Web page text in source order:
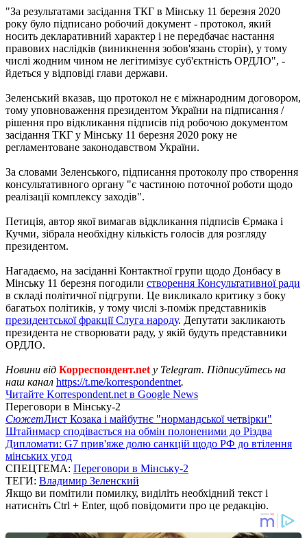
"За результатами засідання ТКГ в Мінську 11 березня 2020
року було підписано робочий документ - протокол, який
носить декларативний характер і не передбачає настання
правових наслідків (виникнення зобов'язань сторін), у тому
числі жодним чином не легітимізує суб'єктність ОРДЛО", -
йдеться у відповіді глави держави.
Зеленський вказав, що протокол не є міжнародним договором,
тому уповноваження президентом України на підписання /
рішення про відкликання підписів під робочою документом
засідання ТКГ у Мінську 11 березня 2020 року не
регламентоване законодавством України.
За словами Зеленського, підписання протоколу про створення
консультативного органу "є частиною поточної роботи щодо
реалізації комплексу заходів".
Петиція, автор якої вимагав відкликання підписів Єрмака і
Кучми, зібрала необхідну кількість голосів для розгляду
президентом.
Нагадаємо, на засіданні Контактної групи щодо Донбасу в
Мінську 11 березня погодили створення Консультативної ради
в складі політичної підгрупи. Це викликало критику з боку
багатьох політиків, у тому числі з-поміж представників
президентської фракції Слуга народу. Депутати закликають
президента не створювати раду, у якій будуть представники
ОРДЛО.
Новини від Корреспондент.net у Telegram. Підписуйтесь на
наш канал https://t.me/korrespondentnet.
Читайте Korrespondent.net в Google News
Переговори в Мінську-2
СюжетЛист Козака і майбутнє "нормандської четвірки"
Штайнмаєр сподівається на обмін полоненими до Різдва
Дипломати: G7 прив'яже долю санкцій щодо РФ до втілення
мінських угод
СПЕЦТЕМА: Переговори в Мінську-2
ТЕГИ: Владимир Зеленский
Якщо ви помітили помилку, виділіть необхідний текст і
натисніть Ctrl + Enter, щоб повідомити про це редакцію.